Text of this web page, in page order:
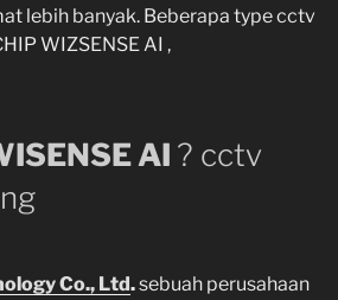
lebih banyak. Beberapa type cctv
WIZSENSE AI ,
AI ? cctv
Co., Ltd.sebuah perusahaan